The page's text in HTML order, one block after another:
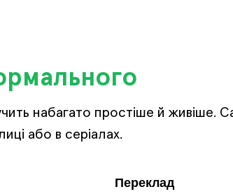
продовження
набагато простіше й живіше.
або в серіалах.
Переклад